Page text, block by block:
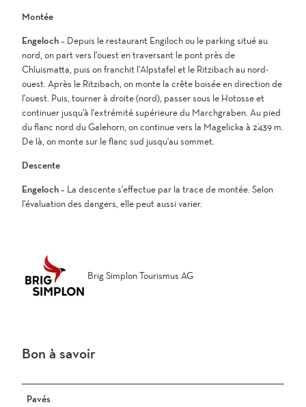
Montée
Engeloch– Depuis le restaurant Engiloch ou le parking situé au
nord, on part vers l'ouest en traversant le pont près de
Chluismatta, puis on franchit l'Alpstafel et le Ritzibach au nord-
ouest. Après le Ritzibach, on monte la crête boisée en direction de
l'ouest. Puis, tourner à droite (nord), passer sous le Hotosse et
continuer jusqu'à l'extrémité supérieure du Marchgraben. Au pied
du flanc nord du Galehorn, on continue vers la Magelicka à 2’439 m.
De là, on monte sur le flanc sud jusqu'au sommet.
Descente
Engeloch– La descente s'effectue par la trace de montée. Selon
l'évaluation des dangers, elle peut aussi varier.
Brig Simplon Tourismus AG
Bon à savoir
Pavés